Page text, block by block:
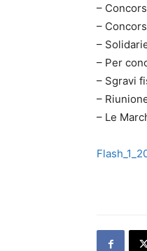
–
–
–
– Per
– Sgravi
–
– Le